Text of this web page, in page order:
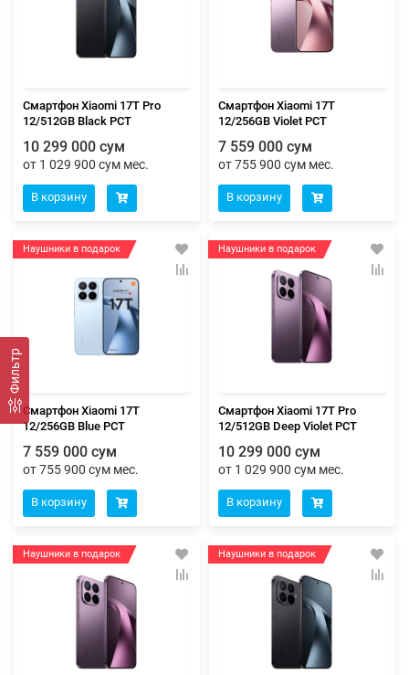
Фильтр
Смартфон Xiaomi 17T Pro
12/512GB Black РСТ
10 299 000 сум
от 1 029 900 сум мес.
В корзину
Смартфон Xiaomi 17T
12/256GB Violet РСТ
7 559 000 сум
от 755 900 сум мес.
В корзину
Наушники в подарок
Смартфон Xiaomi 17T
12/256GB Blue РСТ
7 559 000 сум
от 755 900 сум мес.
В корзину
Наушники в подарок
Смартфон Xiaomi 17T Pro
12/512GB Deep Violet РСТ
10 299 000 сум
от 1 029 900 сум мес.
В корзину
Наушники в подарок Наушники в подарок